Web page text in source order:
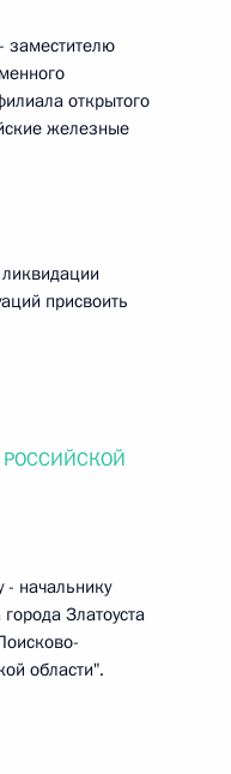
открытого
железные
присвоить
начальнику
Златоуста
области".